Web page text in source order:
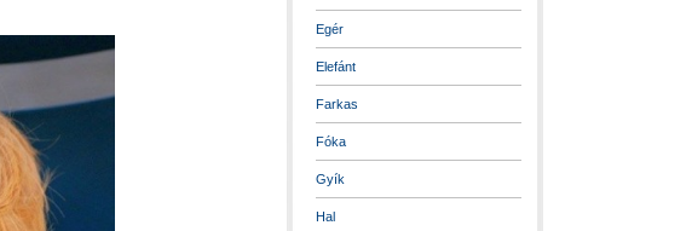
Egér
Elefánt
Farkas
Fóka
Gyík
Hal